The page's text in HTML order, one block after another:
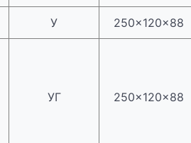
У 250×120×88
УГ 250×120×88